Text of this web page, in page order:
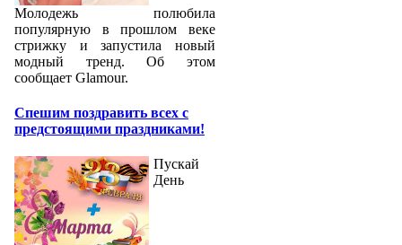
Молодежь полюбила
популярную в прошлом веке
стрижку и запустила новый
модный тренд. Об этом
сообщает Glamour.
Спешим поздравить всех с
предстоящими праздниками!
Пускай
День